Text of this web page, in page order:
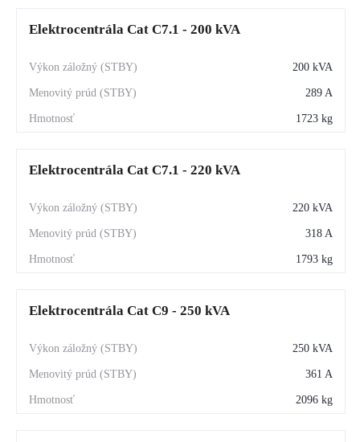
Elektrocentrála Cat C7.1 - 200 kVA
200 kVA
289 A
1723 kg
Elektrocentrála Cat C7.1 - 220 kVA
220 kVA
318 A
1793 kg
Elektrocentrála Cat C9 - 250 kVA
250 kVA
361 A
2096 kg